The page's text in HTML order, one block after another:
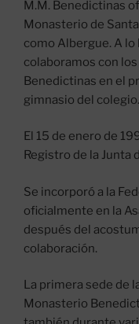
M.M. Benedictinas
Monasterio de
como Albergue. A
colaboramos con
Benedictinas en el
gimnasio del colegio.
El 15 de enero de
Registro de la Junta
Se incorporó a la
oficialmente en la
después del
colaboración.
La primera sede de
Monasterio